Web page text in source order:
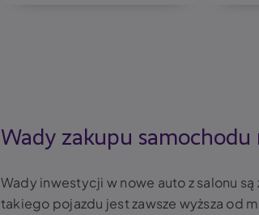
Wady zakupu samochodu
Wady inwestycji w nowe auto z salonu
takiego pojazdu jest zawsze wyższa od